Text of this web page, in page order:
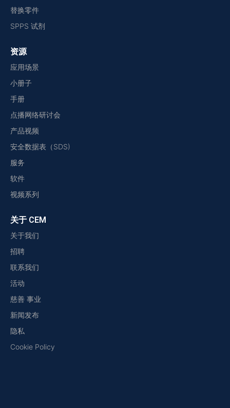
替换零件
SPPS 试剂
资源
应用场景
小册子
手册
点播网络研讨会
产品视频
安全数据表（SDS)
服务
软件
视频系列
关于 CEM
关于我们
招聘
联系我们
活动
慈善 事业
新闻发布
隐私
Cookie Policy